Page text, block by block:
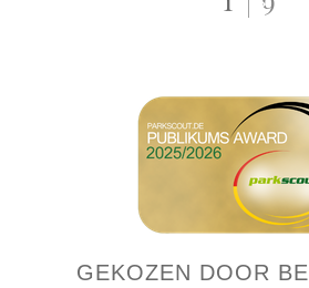
TÖRTCHEN & CO. ONTDEKKEN
RUTMOR'S TAVERNE ONTDEKKEN
LA CANTINA TACANA ONTDEKKEN
GEKOZEN DOOR